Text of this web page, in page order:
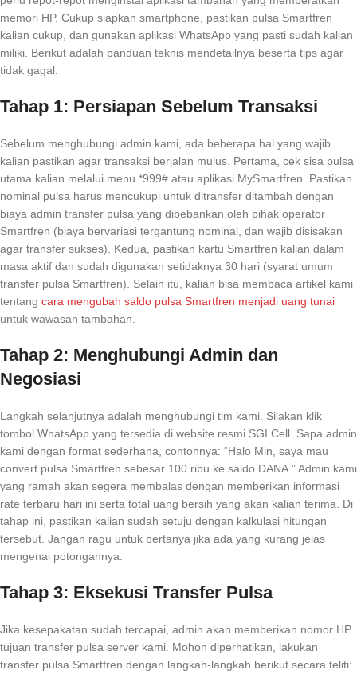
memori HP. Cukup siapkan smartphone, pastikan pulsa Smartfren
kalian cukup, dan gunakan aplikasi WhatsApp yang pasti sudah kalian
miliki. Berikut adalah panduan teknis mendetailnya beserta tips agar
tidak gagal.
Tahap 1: Persiapan Sebelum Transaksi
Sebelum menghubungi admin kami, ada beberapa hal yang wajib
kalian pastikan agar transaksi berjalan mulus. Pertama, cek sisa pulsa
utama kalian melalui menu *999# atau aplikasi MySmartfren. Pastikan
nominal pulsa harus mencukupi untuk ditransfer ditambah dengan
biaya admin transfer pulsa yang dibebankan oleh pihak operator
Smartfren (biaya bervariasi tergantung nominal, dan wajib disisakan
agar transfer sukses). Kedua, pastikan kartu Smartfren kalian dalam
masa aktif dan sudah digunakan setidaknya 30 hari (syarat umum
transfer pulsa Smartfren). Selain itu, kalian bisa membaca artikel kami
tentang cara mengubah saldo pulsa Smartfren menjadi uang tunai
untuk wawasan tambahan.
Tahap 2: Menghubungi Admin dan
Negosiasi
Langkah selanjutnya adalah menghubungi tim kami. Silakan klik
tombol WhatsApp yang tersedia di website resmi SGI Cell. Sapa admin
kami dengan format sederhana, contohnya: “Halo Min, saya mau
convert pulsa Smartfren sebesar 100 ribu ke saldo DANA.” Admin kami
yang ramah akan segera membalas dengan memberikan informasi
rate terbaru hari ini serta total uang bersih yang akan kalian terima. Di
tahap ini, pastikan kalian sudah setuju dengan kalkulasi hitungan
tersebut. Jangan ragu untuk bertanya jika ada yang kurang jelas
mengenai potongannya.
Tahap 3: Eksekusi Transfer Pulsa
Jika kesepakatan sudah tercapai, admin akan memberikan nomor HP
tujuan transfer pulsa server kami. Mohon diperhatikan, lakukan
transfer pulsa Smartfren dengan langkah-langkah berikut secara teliti: